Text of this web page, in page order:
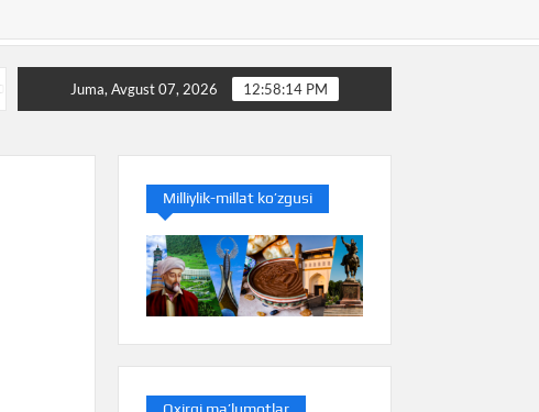
Baliq nimani anglatishini bilasizmi
Juma, Avgust 07, 2026 12:58:15 PM
Milliylik-millat ko’zgusi
Oxirgi ma’lumotlar